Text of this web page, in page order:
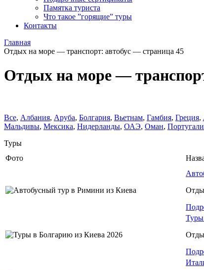
Памятка туриста
Что такое ”горящие” туры
Контакты
Главная
Отдых на море — транспорт: автобус — страница 45
Отдых на море —
Все, Албания, Аруба, Болгария, Вьетнам, Гамбия, Греция,
Мальдивы, Мексика, Нидерланды, ОАЭ, Оман,
Туры
Фото
Туры